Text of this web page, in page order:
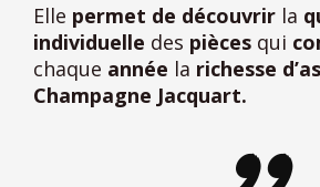
Elle permet de découvrir la
individuelle des pièces qui
chaque année la richesse
Champagne Jacquart.